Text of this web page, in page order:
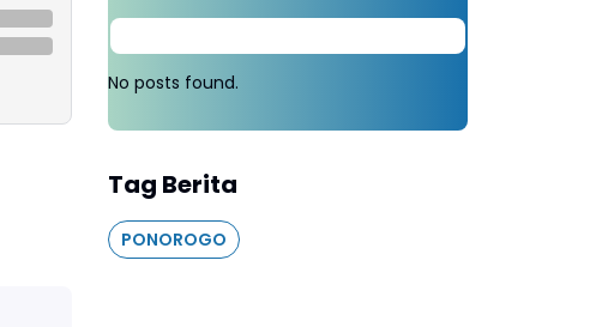
No posts found.
Tag Berita
PONOROGO